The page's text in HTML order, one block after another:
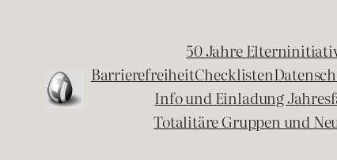
50 Jahre
BarrierefreiheitChecklisten
Info und Einladung
Totalitäre Gruppen und